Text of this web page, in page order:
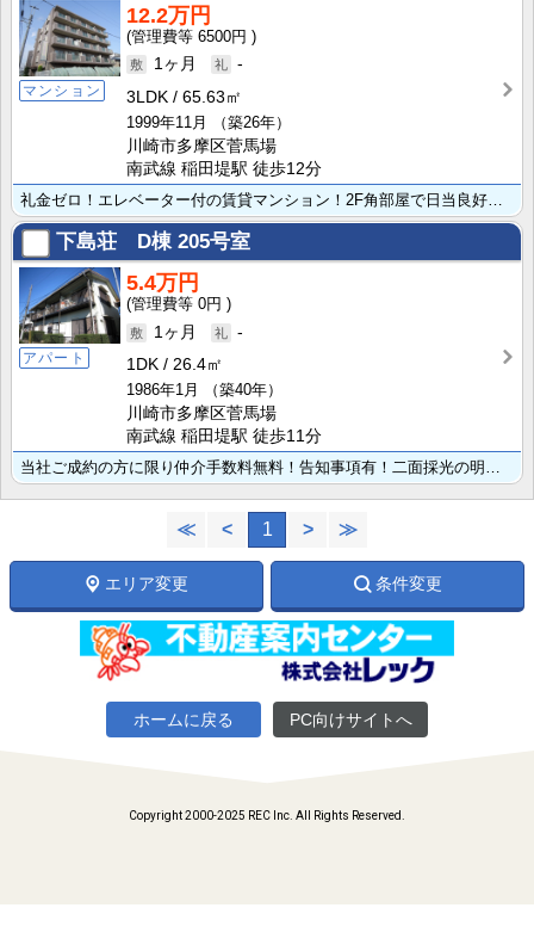
マンション
12.2万円
6500円
1ヶ月
-
3LDK
65.63㎡
1999年11月
（築26年）
川崎市多摩区菅馬場
南武線 稲田堤駅 徒歩12分
下島荘 D棟205号室
アパート
5.4万円
0円
1ヶ月
-
1DK
26.4㎡
1986年1月
（築40年）
川崎市多摩区菅馬場
南武線 稲田堤駅 徒歩11分
≪ < 1 > ≫
エリア変更 条件変更
ホームに戻る PC向けサイトへ
Copyright 2000-2025 REC Inc. All Rights Reserved.